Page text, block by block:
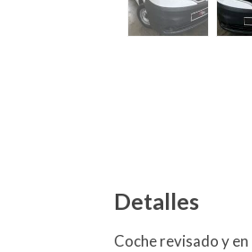
Detalles
Coche revisado y